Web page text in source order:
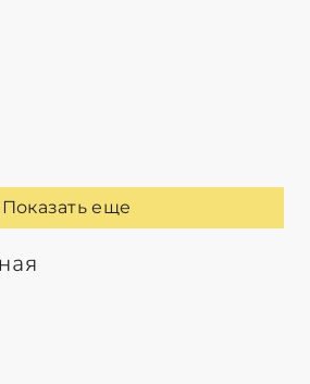
Показать еще